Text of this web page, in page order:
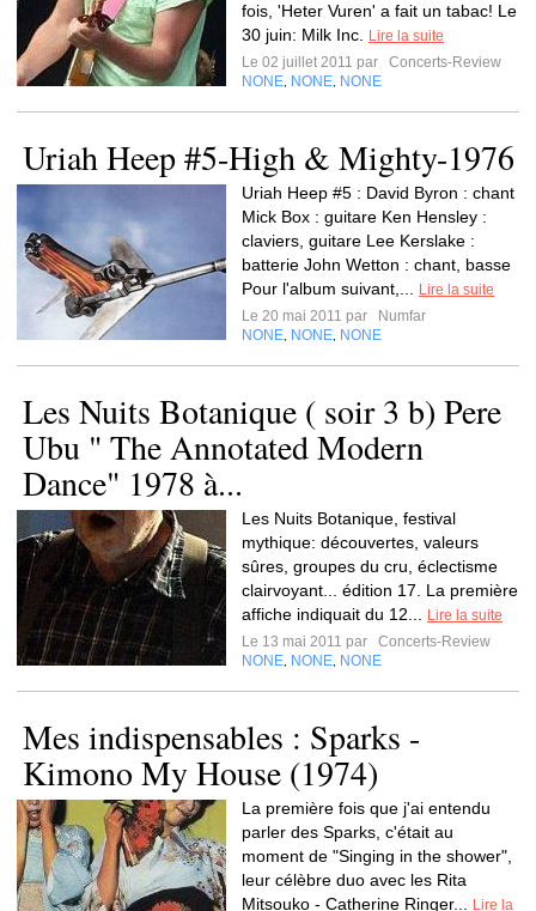
fois, 'Heter Vuren' a fait un tabac! Le
30 juin: Milk Inc.
Lire la suite
Le 02 juillet 2011 par
Concerts-Review
NONE NONE NONE
Uriah Heep #5-High & Mighty-1976
Uriah Heep #5 : David Byron : chant
Mick Box : guitare Ken Hensley :
claviers, guitare Lee Kerslake :
batterie John Wetton : chant, basse
Pour l'album suivant,...
Lire la suite
Le 20 mai 2011 par
Numfar
NONE NONE NONE
Les Nuits Botanique ( soir 3 b) Pere
Ubu " The Annotated Modern
Dance" 1978 à...
Les Nuits Botanique, festival
mythique: découvertes, valeurs
sûres, groupes du cru, éclectisme
clairvoyant... édition 17. La première
affiche indiquait du 12...
Lire la suite
Le 13 mai 2011 par
Concerts-Review
NONE NONE NONE
Mes indispensables : Sparks -
Kimono My House (1974)
La première fois que j'ai entendu
parler des Sparks, c'était au
moment de "Singing in the shower",
leur célèbre duo avec les Rita
Mitsouko - Catherine Ringer...
Lire la